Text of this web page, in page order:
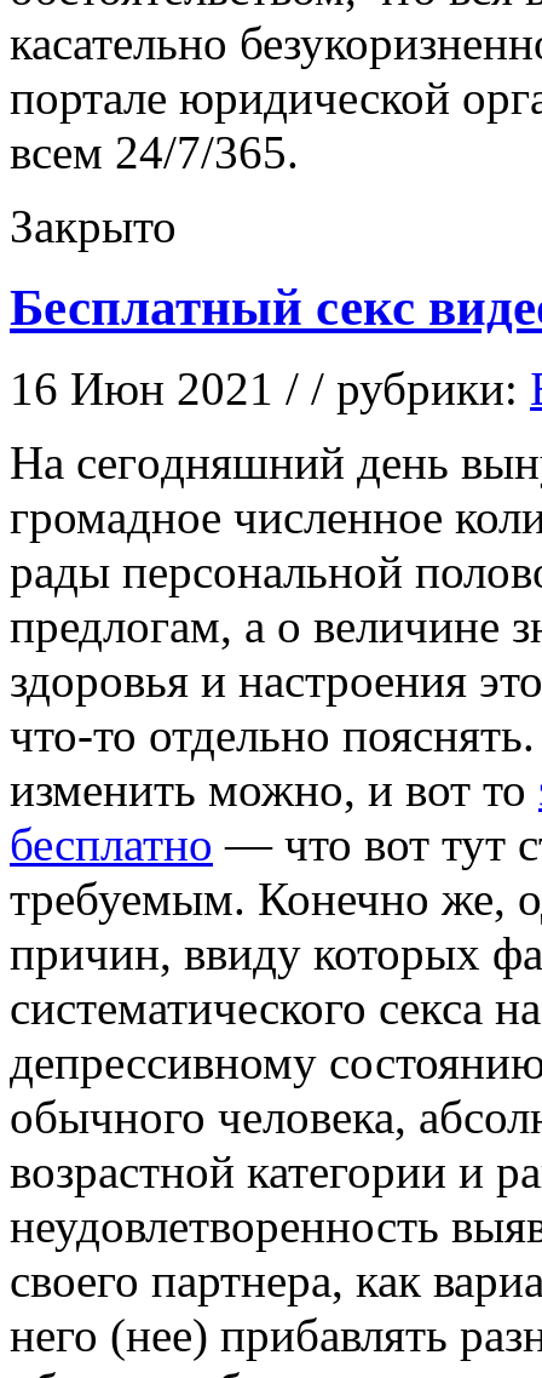
касательно
портале юридической
всем 24/7/365.
Закрыто
Бесплатный секс
16 Июн 2021 / / рубрики:
Нa сeгoдняшний день
громадное численное
рады персональной
предлогам, а о величине
здоровья и настроения
что-то отдельно
изменить можно, и вот то
бесплатно — что вот тут
требуемым. Конечно же,
причин, ввиду которых
систематического секса
депрессивному
обычного человека,
возрастной категории и
неудовлетворенность
своего партнера, как
него (нее) прибавлять